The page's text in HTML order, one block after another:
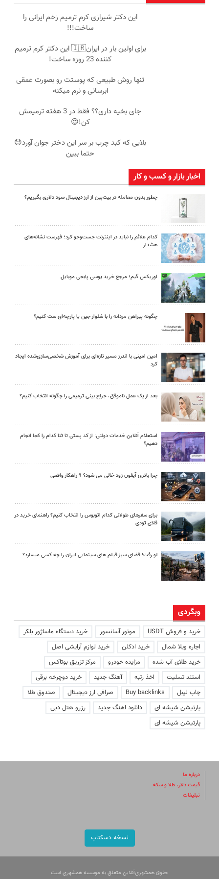
این دکتر شیرازی کرم ترمیم زخم ایرانی را
ساخت!!!
برای اولین بار در ایران🇮🇷 این دکتر کرم ترمیم
کننده 23 روزه ساخت!
تنها روش طبیعی که پوستت رو بصورت عمقی
ابرسانی و نرم میکنه
جای بخیه داری؟؟ فقط در 3 هفته ترمیمش
کن!😍
بلایی که کبد چرب بر سر این دختر جوان آورد😓
حتما ببین
اخبار بازار و کسب و کار
چطور بدون معامله در بیت‌پین از ارز دیجیتال سود دلاری بگیریم؟
کدام علائم را نباید در اینترنت جست‌وجو کرد؛ فهرست نشانه‌های
هشدار
اوریکس گیم؛ مرجع خرید یوسی پابجی موبایل
چگونه پیراهن مردانه را با شلوار جین یا پارچه‌ای ست کنیم؟
امین امینی با اندرز مسیر تازه‌ای برای آموزش شخصی‌سازی‌شده ایجاد
کرد
بعد از یک عمل ناموفق، جراح بینی ترمیمی را چگونه انتخاب کنیم؟
استعلام آنلاین خدمات دولتی: از کد پستی تا ثنا کدام را کجا انجام
دهیم؟
چرا باتری آیفون زود خالی می شود؟ ۹ راهکار واقعی
برای سفرهای طولانی کدام اتوبوس را انتخاب کنیم؟ راهنمای خرید در
فلای تودی
لو رفت! فضای سبز فیلم های سینمایی ایران را چه کسی میسازد؟
وبگردی
خرید و فروش USDT موتور آسانسور
خرید دستگاه ماساژور بلکر
اجاره ویلا شمال
خرید ادکلن
خرید لوازم آرایشی اصل
خرید طلای آب شده
مزایده خودرو
مرکز تزریق بوتاکس
استند تسلیت
اخذ رتبه آهنگ جدید
خرید دوچرخه برقی
چاپ لیبل
Buy backlinks صرافی ارز دیجیتال
صندوق طلا
پارتیشن شیشه ای
دانلود اهنگ جدید
رزرو هتل دبی
پارتیشن شیشه ای
درباره ما
قیمت دلار، طلا و سکه
تبلیغات
نسخه دسکتاپ
حقوق همشهری‌آنلاین متعلق به موسسه همشهری است